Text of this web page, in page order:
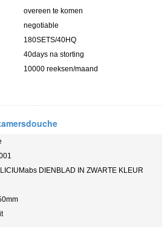
overeen te komen
negotiable
180SETS/40HQ
40days na storting
10000 reeksen/maand
DIENBLAD IN ZWARTE KLEUR